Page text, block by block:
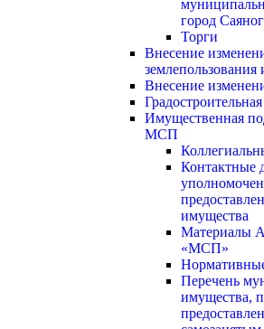
город
Торги
Внесение
землепользования
Внесение
Имущественная
МСП
Контактные
имущества
Материалы
«МСП»
Перечень
имущества,